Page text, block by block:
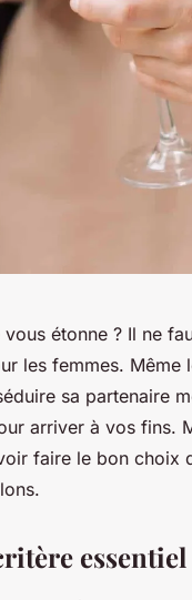
étonne ? Il ne
les femmes.
sa partenaire
arriver à vos fins.
faire le bon choix